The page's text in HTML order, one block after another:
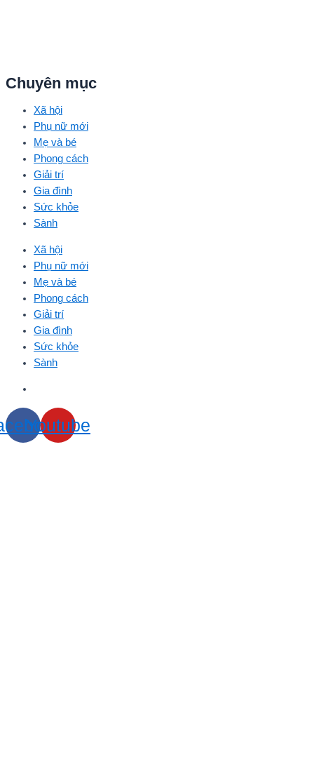
Chuyên mục
Xã hội
Phụ nữ mới
Mẹ và bé
Phong cách
Giải trí
Gia đình
Sức khỏe
Sành
Xã hội
Phụ nữ mới
Mẹ và bé
Phong cách
Giải trí
Gia đình
Sức khỏe
Sành
Youtube